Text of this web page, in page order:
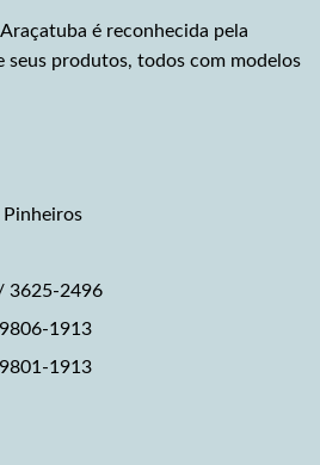
é reconhecida pela
seus produtos, todos com modelos
Pinheiros
3625-2496
1913
1913